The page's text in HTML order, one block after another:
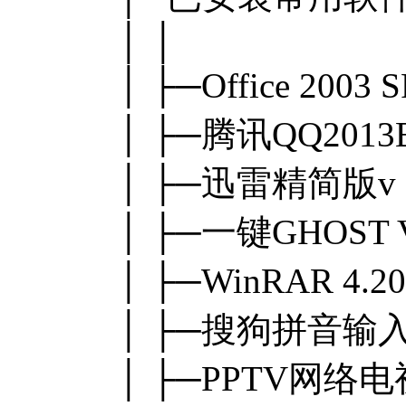
│ ├─Office 2003
│ ├─腾讯
│ ├─迅雷精简版
│ ├─一键GHOST
│ ├─WinRAR
│ ├─搜狗拼音输
│ ├─PPTV网络